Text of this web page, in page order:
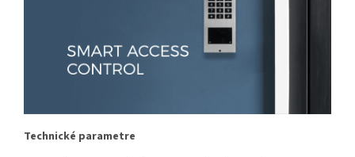
Technické parametre